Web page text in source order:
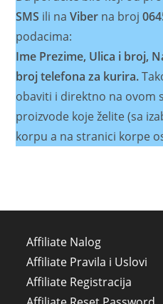
SMS ili naViber na broj
podacima:
Ime Prezime, Ulica i broj,
broj telefona za kurira.
obaviti i direktno na ovom
proizvode koje želite (sa
korpu a na stranici korpe
Affiliate Nalog
Affiliate Pravila i Uslovi
Affiliate Registracija